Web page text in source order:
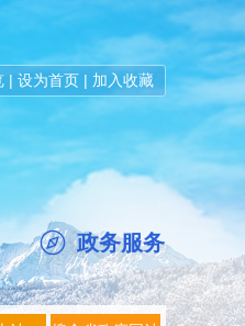
| 设为首页 | 加入收藏
政务服务